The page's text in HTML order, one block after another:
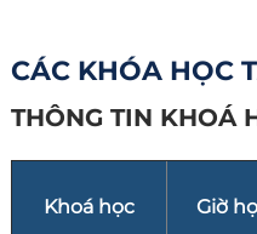
CÁC KHÓA HỌC
THÔNG TIN KHOÁ
Khoá học Giờ